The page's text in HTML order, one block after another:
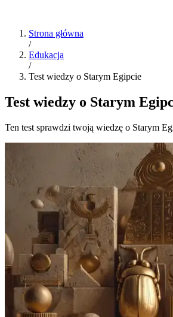
Strona główna
/
Edukacja
/
Test wiedzy o Starym Egipcie
Test wiedzy o Starym
Ten test sprawdzi twoją wiedzę o Starym